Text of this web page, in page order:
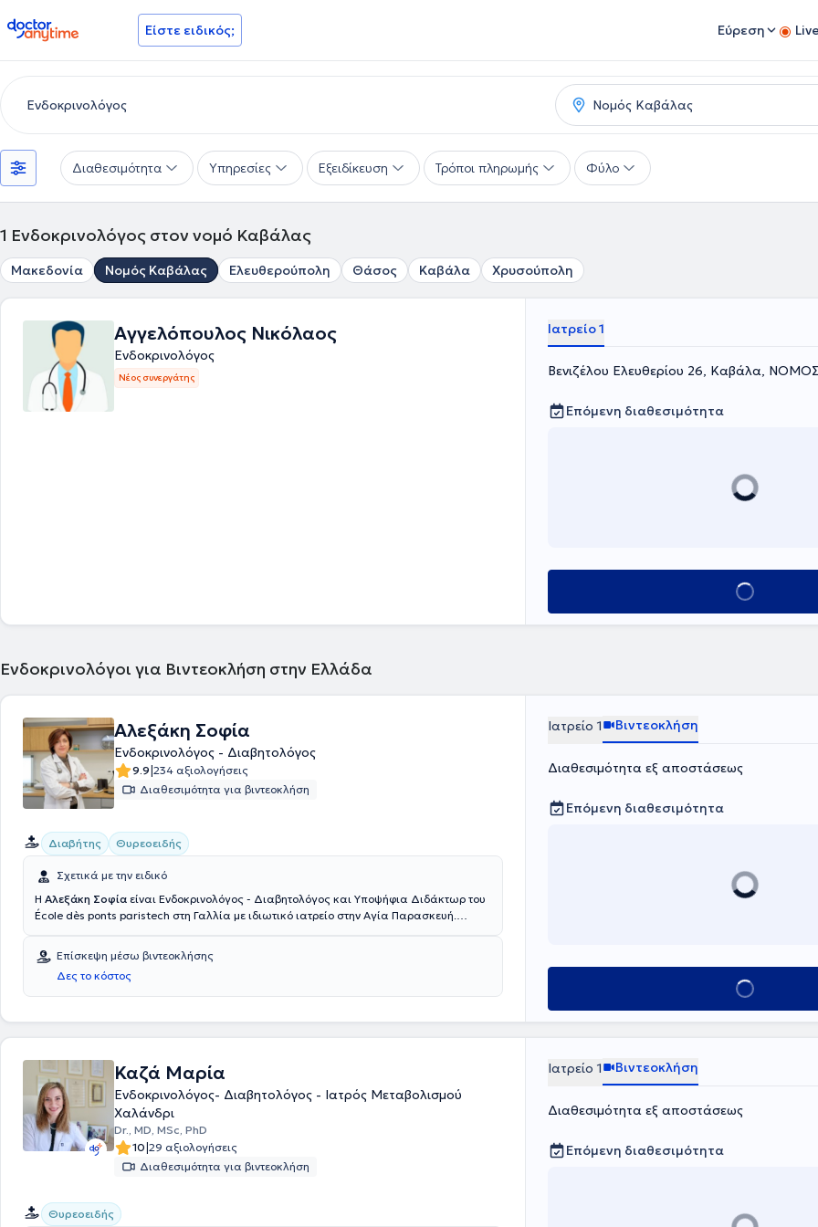
doctoranytime Είστε ειδικός; Εύρεση
Διαθεσιμότητα Υπηρεσίες Εξειδίκευση Τρόποι πληρωμής Φύλο
1 Ενδοκρινολόγος στον νομό Καβάλας
Μακεδονία Νομός Καβάλας Ελευθερούπολη Θάσος Καβάλα Χρυσούπολη
Αγγελόπουλος Νικόλαος
Ενδοκρινολόγος
Νέος συνεργάτης
Ιατρείο 1
Βενιζέλου Ελευθερίου 26, Καβάλα,
Επόμενη διαθεσιμότητα
Κλείσε ραντεβού
Ενδοκρινολόγοι για Βιντεοκλήση στην Ελλάδα
Αλεξάκη Σοφία
Ενδοκρινολόγος - Διαβητολόγος
9.9|234 αξιολογήσεις
Διαθεσιμότητα για βιντεοκλήση
Διαβήτης Θυρεοειδής
Σχετικά με την ειδικό
Η Αλεξάκη Σοφία είναι Ενδοκρινολόγος - Διαβητολόγος και Υποψήφια Διδάκτωρ του
École dès ponts paristech στη Γαλλία με ιδιωτικό ιατρείο στην Αγία Παρασκευή.
Βενιζέλειο Γ. Ν. Ηρακλείου, όπου και εξειδικεύτηκε στη Διαβητολογία. Τέλος, διαθέτει
πολυετή κλινική και ερευνητική εμπειρία στην Ελλάδα, στο Ηνωμένο Βασίλειο, στην
Γαλλία και στο Βέλγιο.
Επίσκεψη μέσω βιντεοκλήσης
Δες το κόστος
Ιατρείο 1 Βιντεοκλήση
Διαθεσιμότητα εξ αποστάσεως
Επόμενη διαθεσιμότητα
Κλείσε ραντεβού
Καζά Μαρία
Ενδοκρινολόγος- Διαβητολόγος - Ιατρός Μεταβολισμού
Χαλάνδρι
Dr., MD, MSc, PhD
10|29 αξιολογήσεις
Διαθεσιμότητα για βιντεοκλήση
Θυρεοειδής
Ιατρείο 1 Βιντεοκλήση
Διαθεσιμότητα εξ αποστάσεως
Επόμενη διαθεσιμότητα